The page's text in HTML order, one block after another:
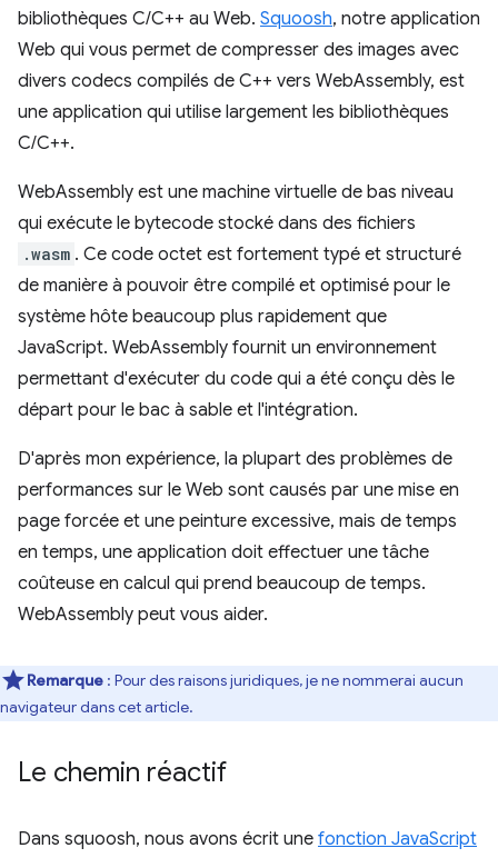
bibliothèques C/C++ au Web. Squoosh, notre application
Web qui vous permet de compresser des images avec
divers codecs compilés de C++ vers WebAssembly, est
une application qui utilise largement les bibliothèques
C/C++.
WebAssembly est une machine virtuelle de bas niveau
qui exécute le bytecode stocké dans des fichiers
.wasm . Ce code octet est fortement typé et structuré
de manière à pouvoir être compilé et optimisé pour le
système hôte beaucoup plus rapidement que
JavaScript. WebAssembly fournit un environnement
permettant d'exécuter du code qui a été conçu dès le
départ pour le bac à sable et l'intégration.
D'après mon expérience, la plupart des problèmes de
performances sur le Web sont causés par une mise en
page forcée et une peinture excessive, mais de temps
en temps, une application doit effectuer une tâche
coûteuse en calcul qui prend beaucoup de temps.
WebAssembly peut vous aider.
Remarque : Pour des raisons juridiques, je ne nommerai aucun
navigateur dans cet article.
Le chemin réactif
Dans squoosh, nous avons écrit une fonction JavaScript